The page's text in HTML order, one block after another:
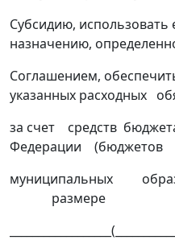
Субсидию, использовать
назначению,
Соглашением,
указанных расходных
за счет средств
Федерации (бюджетов
муниципальных
размере